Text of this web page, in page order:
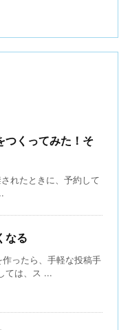
つくってみた！そ
れたときに、予約して
なる
ったら、手軽な投稿手
ては、ス ...